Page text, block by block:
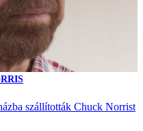
szállították Chuck Norrist